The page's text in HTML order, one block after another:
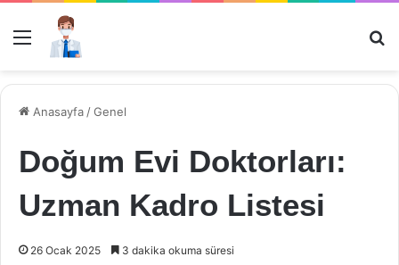
Menü
Anasayfa /Genel
Doğum Evi Doktorları:
Uzman Kadro Listesi
26 Ocak 2025 3 dakika okuma süresi